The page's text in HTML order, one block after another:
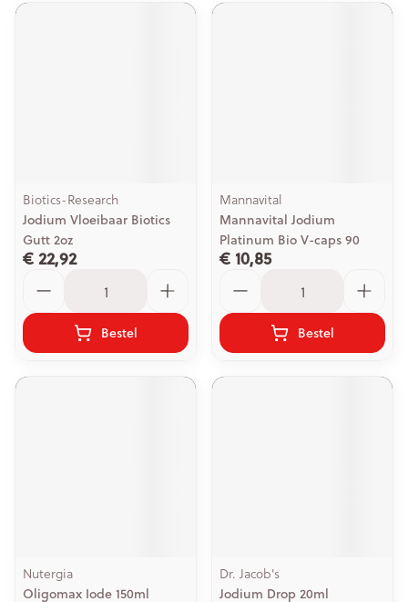
Biotics-Research
Jodium Vloeibaar Biotics
Gutt 2oz
€ 22,92
Bestel
Mannavital
Mannavital Jodium
Platinum Bio V-caps 90
€ 10,85
Bestel
Nutergia
Oligomax Iode 150ml
Dr. Jacob's
Jodium Drop 20ml